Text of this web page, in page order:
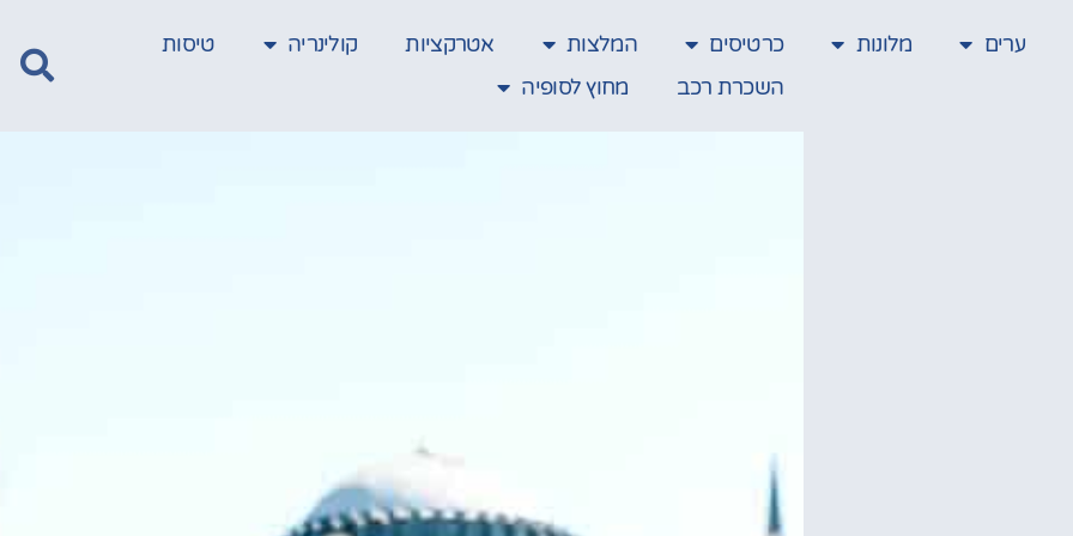
ערים מלונות כרטיסים המלצות אטרקציות קולינריה
טיסות
השכרת רכב
מחוץ לסופיה